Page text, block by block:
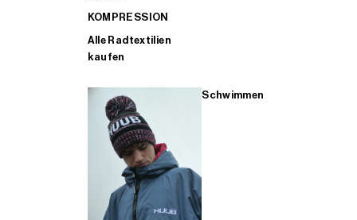
KOMPRESSION
Alle Radtextilien
kaufen
Schwimmen